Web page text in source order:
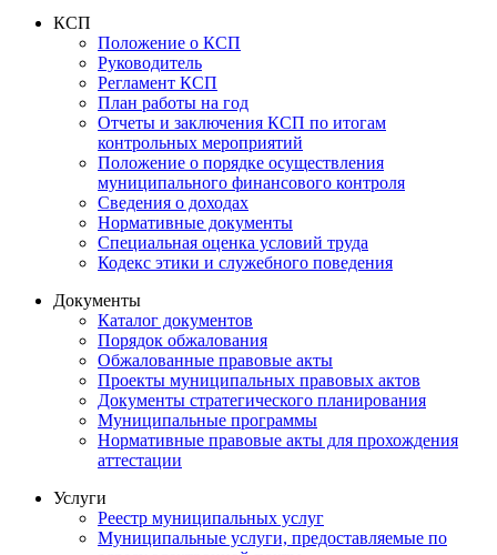
КСП
Положение о КСП
Руководитель
Регламент КСП
План работы на год
Отчеты и заключения КСП по итогам
контрольных мероприятий
Положение о порядке осуществления
муниципального финансового контроля
Сведения о доходах
Нормативные документы
Специальная оценка условий труда
Кодекс этики и служебного поведения
Документы
Каталог документов
Порядок обжалования
Обжалованные правовые акты
Проекты муниципальных правовых актов
Документы стратегического планирования
Муниципальные программы
Нормативные правовые акты для прохождения
аттестации
Услуги
Реестр муниципальных услуг
Муниципальные услуги, предоставляемые по